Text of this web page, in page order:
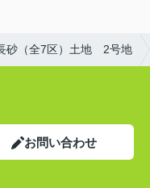
砂（全7区）土地 2号地
お問い合わせ